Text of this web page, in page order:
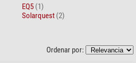
EQ5 (1)
Solarquest (2)
Ordenar por: